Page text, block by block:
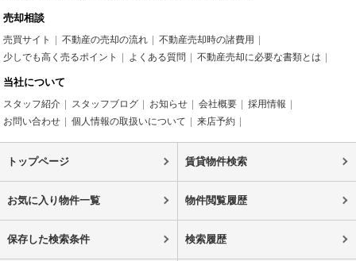
売却相談
売買サイト 不動産の売却の流れ
不動産売却時の諸費用
少しでも高く売るポイント
よくある質問 不動産売却に必要な書類とは
当社について
スタッフ紹介 スタッフブログ お知らせ 会社概要
採用情報
お問い合わせ
個人情報の取扱いについて 来店予約
トップページ 賃貸物件検索
お気に入り物件一覧 物件閲覧履歴
保存した検索条件 検索履歴